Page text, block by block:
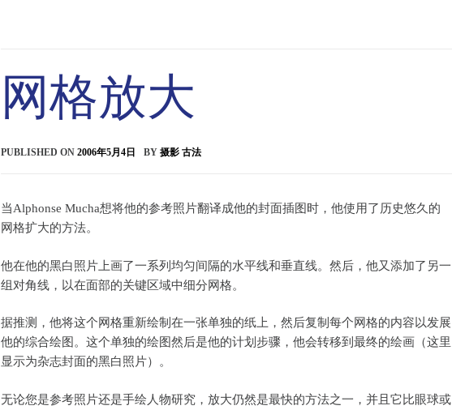
网格放大
PUBLISHED ON2006年5月4日 BY摄影 古法
当Alphonse Mucha想将他的参考照片翻译成他的封面插图时，他使用了历史悠久的
网格扩大的方法。
他在他的黑白照片上画了一系列均匀间隔的水平线和垂直线。然后，他又添加了另一
组对角线，以在面部的关键区域中细分网格。
据推测，他将这个网格重新绘制在一张单独的纸上，然后复制每个网格的内容以发展
他的综合绘图。这个单独的绘图然后是他的计划步骤，他会转移到最终的绘画（这里
显示为杂志封面的黑白照片）。
无论您是参考照片还是手绘人物研究，放大仍然是最快的方法之一，并且它比眼球或